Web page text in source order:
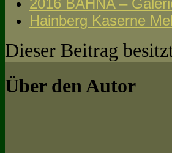
2016 BAHNA –
Hainberg Kaserne
Dieser Beitrag
Über den Autor